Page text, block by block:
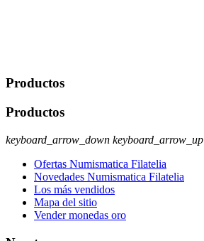
Productos
Productos
keyboard_arrow_down keyboard_arrow_up
Ofertas Numismatica Filatelia
Novedades Numismatica Filatelia
Los más vendidos
Mapa del sitio
Vender monedas oro